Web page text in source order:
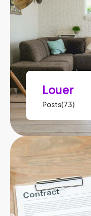
Louer
Posts(73)